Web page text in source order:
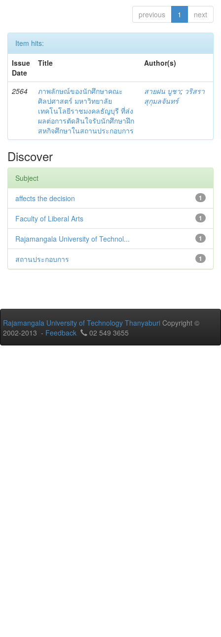
previous 1 next
Item hits:
Issue
Date
Title Author(s)
2564
ภาพลักษณ์ของนักศึกษาคณะ
ศิลปศาสตร์ มหาวิทยาลัย
เทคโนโลยีราชมงคลธัญบุรี ที่ส่ง
ผลต่อการตัดสินใจรับนักศึกษาฝึก
สหกิจศึกษาในสถานประกอบการ
สายฝน บูชา; วริสรา
สุกุมลจันทร์
Discover
Subject
1
affects the decision
1
Faculty of Liberal Arts
1
Rajamangala University of Technol...
1
สถานประกอบการ
Rajamangala University of Technology Thanyaburi Copyright ©
2002-2013 - Feedback 02 549 3655